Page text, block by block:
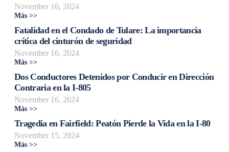
November 16, 2024
Más >>
Fatalidad en el Condado de Tulare: La importancia
crítica del cinturón de seguridad
November 16, 2024
Más >>
Dos Conductores Detenidos por Conducir en Dirección
Contraria en la I-805
November 16, 2024
Más >>
Tragedia en Fairfield: Peatón Pierde la Vida en la I-80
November 15, 2024
Más >>